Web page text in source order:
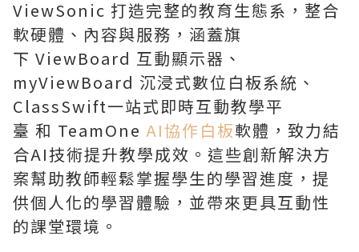
ViewSonic 打造完整的教育生態系，整合
軟硬體、內容與服務，涵蓋旗
下 ViewBoard 互動顯示器、
myViewBoard 沉浸式數位白板系統、
ClassSwift一站式即時互動教學平
臺 和 TeamOne AI協作白板軟體，致力結
合AI技術提升教學成效。這些創新解決方
案幫助教師輕鬆掌握學生的學習進度，提
供個人化的學習體驗，並帶來更具互動性
的課堂環境。